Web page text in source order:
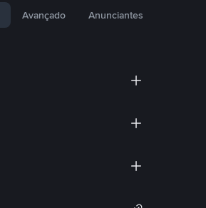
Avançado Anunciantes